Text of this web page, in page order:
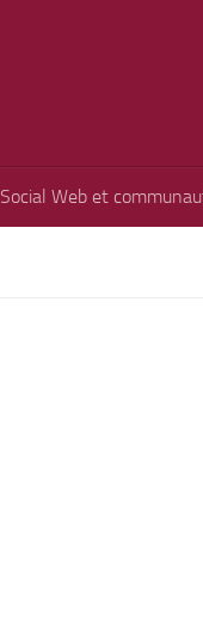
Social Web et